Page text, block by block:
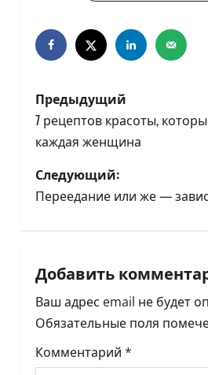
Н
а
в
и
ц
и
я
Предыдущий
7 рецептов красоты,
каждая женщина
Следующий:
Переедание или же —
Добавить
Ваш адрес email не будет
Обязательные поля
Комментарий *